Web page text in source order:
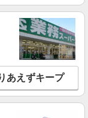
あえずキープ